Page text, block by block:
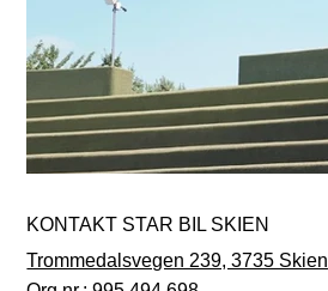
KONTAKT STAR BIL SKIEN
Trommedalsvegen 239, 3735 Skien